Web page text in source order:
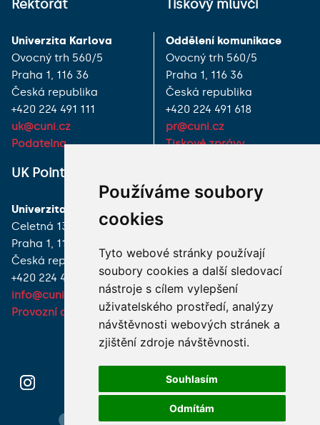
Používáme soubory
cookies
Tyto webové stránky používají
soubory cookies a další sledovací
nástroje s cílem vylepšení
uživatelského prostředí, analýzy
návštěvnosti webových stránek a
zjištění zdroje návštěvnosti.
Souhlasím
Odmítám
Rektorát
Univerzita Karlova
Ovocný trh 560/5
Praha 1, 116 36
Česká republika
+420 224 491 111
uk@cuni.cz
Podatelna
Tiskový mluvčí
Oddělení komunikace
Ovocný trh 560/5
Praha 1, 116 36
Česká republika
+420 224 491 618
pr@cuni.cz
Tiskové zprávy
UK Point
Univerzita Karlova
Celetná 13
Praha 1, 116 36
Česká republika
+420 224 491 850
info@cuni.cz
Provozní doba a kontakty
JAK K NÁM?
Hledání osob Nastavení cookie Mapa webu